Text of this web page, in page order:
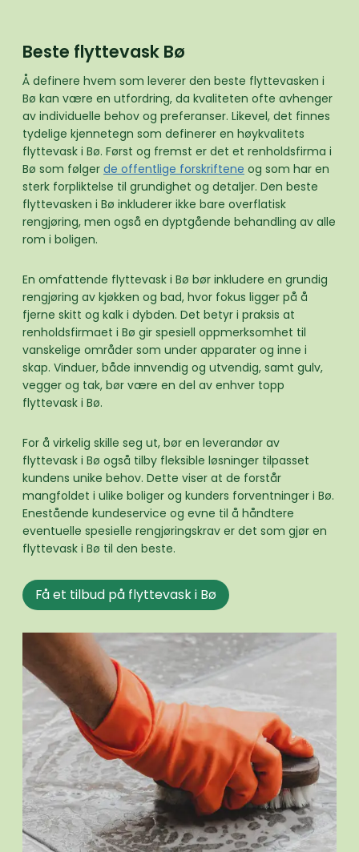
Beste flyttevask Bø
Å definere hvem som leverer den beste flyttevasken i
Bø kan være en utfordring, da kvaliteten ofte avhenger
av individuelle behov og preferanser. Likevel, det finnes
tydelige kjennetegn som definerer en høykvalitets
flyttevask i Bø. Først og fremst er det et renholdsfirma i
Bø som følger de offentlige forskriftene og som har en
sterk forpliktelse til grundighet og detaljer. Den beste
flyttevasken i Bø inkluderer ikke bare overflatisk
rengjøring, men også en dyptgående behandling av alle
rom i boligen.
En omfattende flyttevask i Bø bør inkludere en grundig
rengjøring av kjøkken og bad, hvor fokus ligger på å
fjerne skitt og kalk i dybden. Det betyr i praksis at
renholdsfirmaet i Bø gir spesiell oppmerksomhet til
vanskelige områder som under apparater og inne i
skap. Vinduer, både innvendig og utvendig, samt gulv,
vegger og tak, bør være en del av enhver topp
flyttevask i Bø.
For å virkelig skille seg ut, bør en leverandør av
flyttevask i Bø også tilby fleksible løsninger tilpasset
kundens unike behov. Dette viser at de forstår
mangfoldet i ulike boliger og kunders forventninger i Bø.
Enestående kundeservice og evne til å håndtere
eventuelle spesielle rengjøringskrav er det som gjør en
flyttevask i Bø til den beste.
Få et tilbud på flyttevask i Bø